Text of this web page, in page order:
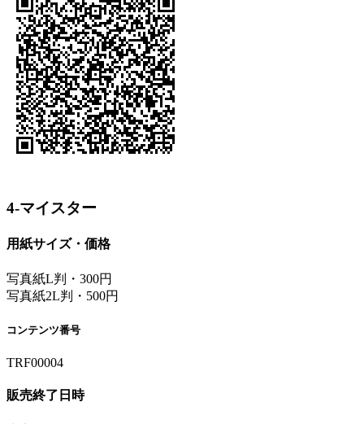
4-マイスター
用紙サイズ・価格
写真紙L判・300円
写真紙2L判・500円
コンテンツ番号
TRF00004
販売終了日時